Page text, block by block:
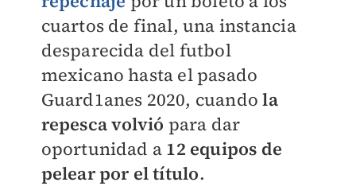
cuartos de final, una instancia
desparecida del futbol
mexicano hasta el pasado
Guard1anes 2020, cuandola
repesca volvió para dar
oportunidad a 12 equipos de
pelear por el título.